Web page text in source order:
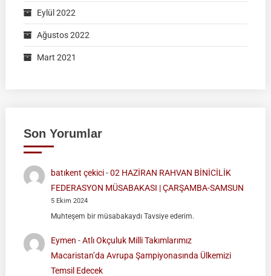
Eylül 2022
Ağustos 2022
Mart 2021
Son Yorumlar
batıkent çekici-02 HAZİRAN RAHVAN BİNİCİLİK
FEDERASYON MÜSABAKASI | ÇARŞAMBA-SAMSUN
5 Ekim 2024
Muhteşem bir müsabakaydı Tavsiye ederim.
Eymen -Atlı Okçuluk Milli Takımlarımız
Macaristan’da Avrupa Şampiyonasında Ülkemizi
Temsil Edecek